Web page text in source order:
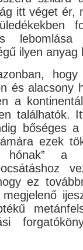
itt véget ér,
ilyen
és alacsony
a
találhatók.
bőséges
ezek
hónak” a
ez
megjelenő